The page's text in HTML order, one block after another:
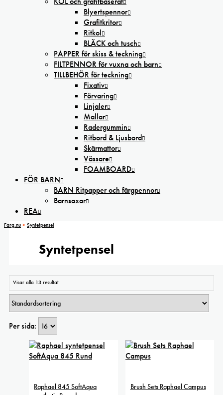
Blyertspennor
Grafitkritor
Ritkol
BLÄCK och tusch
PAPPER för skiss & teckning
FILTPENNOR för vuxna och barn
TILLBEHÖR för teckning
Fixativ
Förvaring
Linjaler
Mallar
Radergummin
Ritbord & Ljusbord
Skärmattor
Vässare
FOAMBOARD
FÖR BARN
BARN Ritpapper och färgpennor
Barnsaxar
REA
Farg.nu > Syntetpensel
Syntetpensel
Visar alla 13 resultat
Per sida:
Raphael 845 SoftAqua
Brush Sets Raphael Campus